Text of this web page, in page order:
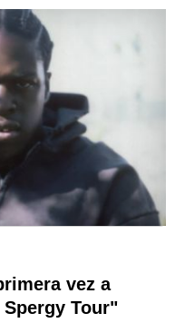
vez a
Tour"